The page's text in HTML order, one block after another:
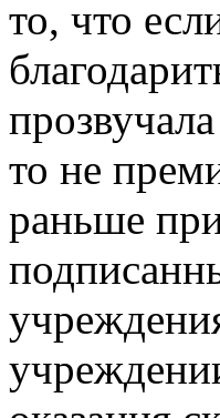
то, что
то не
раньше